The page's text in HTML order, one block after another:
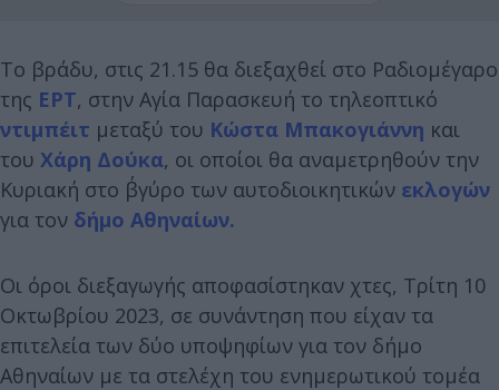
Το βράδυ, στις 21.15 θα διεξαχθεί στο Ραδιομέγαρο
της ΕΡΤ, στην Αγία Παρασκευή το τηλεοπτικό
ντιμπέιτ μεταξύ του Κώστα Μπακογιάννη και
του Χάρη Δούκα, οι οποίοι θα αναμετρηθούν την
Κυριακή στο β΄γύρο των αυτοδιοικητικών εκλογών
για τον δήμο Αθηναίων.
Οι όροι διεξαγωγής αποφασίστηκαν χτες, Τρίτη 10
Οκτωβρίου 2023, σε συνάντηση που είχαν τα
επιτελεία των δύο υποψηφίων για τον δήμο
Αθηναίων με τα στελέχη του ενημερωτικού τομέα